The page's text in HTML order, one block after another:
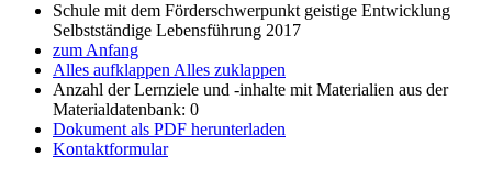
Schule mit dem Förderschwerpunkt geistige Entwicklung
Selbstständige Lebensführung 2017
zum Anfang
Alles aufklappen Alles zuklappen
Anzahl der Lernziele und -inhalte mit Materialien aus der
Materialdatenbank: 0
Dokument als PDF herunterladen
Kontaktformular